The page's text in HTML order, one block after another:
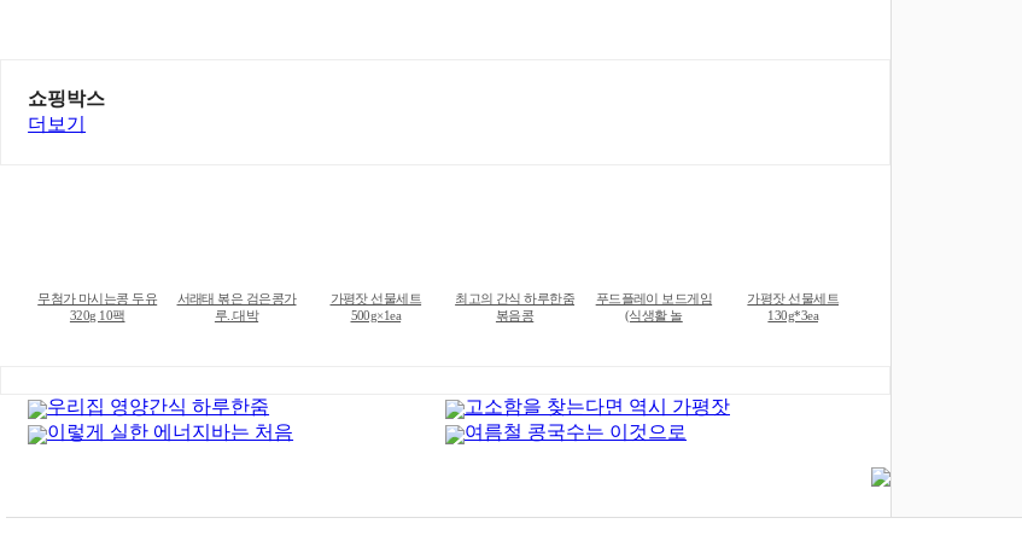
쇼핑박스
더보기
무첨가 마시는콩 두유
320g 10팩
서래태 볶은 검은콩가
루..대박
가평잣 선물세트
500g×1ea
최고의 간식 하루한줌
볶음콩
푸드플레이 보드게임
(식생활 놀
가평잣 선물세트
130g*3ea
우리집 영양간식 하루한줌
고소함을 찾는다면 역시 가평잣
이렇게 실한 에너지바는 처음
여름철 콩국수는 이것으로